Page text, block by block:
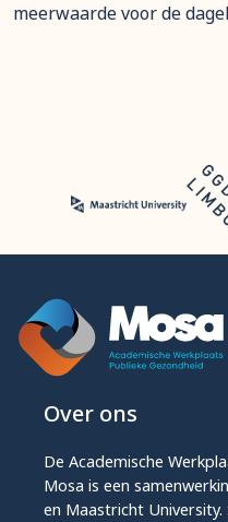
meerwaarde voor de
Over ons
De Academische
Mosa is een
en Maastricht